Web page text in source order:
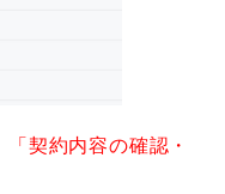
「契約内容の確認・